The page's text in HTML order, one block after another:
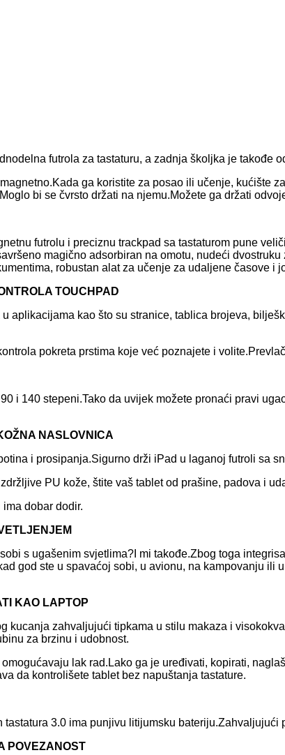
futrola za tastaturu, a zadnja školjka je takođe
ga koristite za posao ili učenje, kućište
bi se čvrsto držati na njemu.Možete ga držati
futrolu i preciznu trackpad sa tastaturom pune
magično adsorbiran na omotu, nudeći
robustan alat za učenje za udaljene časove i
TOUCHPAD
aplikacijama kao što su stranice, tablica brojeva,
pokreta prstima koje već poznajete i
i 140 stepeni.Tako da uvijek možete pronaći pravi
NASLOVNICA
i prosipanja.Sigurno drži iPad u laganoj futroli sa
PU kože, štite vaš tablet od prašine, padova i
dobar dodir.
s ugašenim svjetlima?I mi takođe.Zbog toga
god ste u spavaćoj sobi, u avionu, na kampovanju
KAO LAPTOP
kucanja zahvaljujući tipkama u stilu makaza i
za brzinu i udobnost.
lak rad.Lako ga je uređivati, kopirati,
da kontrolišete tablet bez napuštanja tastature.
tastatura 3.0 ima punjivu litijumsku
POVEZANOST